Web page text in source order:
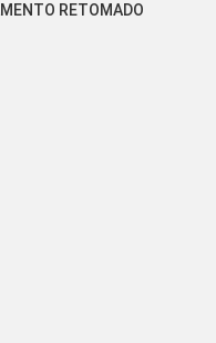
RETOMADO